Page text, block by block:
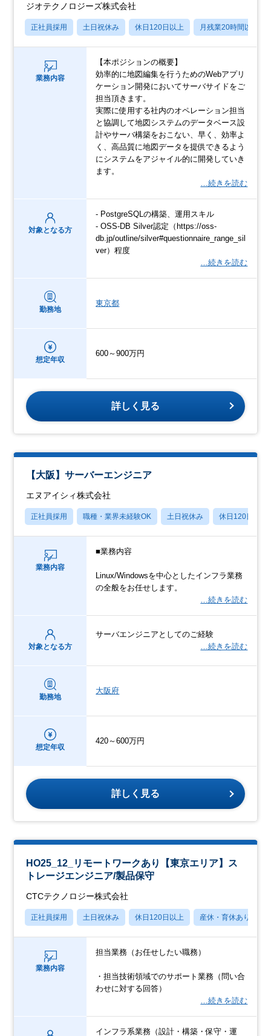
ジオテクノロジーズ株式会社
正社員採用 土日祝休み 休日120日以上 月残業20時間以内
業務内容
【本ポジションの概要】
効率的に地図編集を行うためのWebアプリ
ケーション開発においてサーバサイドをご
担当頂きます。
実際に使用する社内のオペレーション担当
と協調して地図システムのデータベース設
計やサーバ構築をおこない、早く、効率よ
く、高品質に地図データを提供できるよう
にシステムをアジャイル的に開発していき
ます。
…続きを読む
対象となる方
- PostgreSQLの構築、運用スキル
- OSS-DB Silver認定（https://oss-
db.jp/outline/silver#questionnaire_range_sil
ver）程度
…続きを読む
勤務地
東京都
想定年収
600～900万円
詳しく見る
【大阪】サーバーエンジニア
エヌアイシィ株式会社
正社員採用 職種・業界未経験OK 土日祝休み 休日120日以上
業務内容
■業務内容
Linux/Windowsを中心としたインフラ業務
の全般をお任せします。
…続きを読む
対象となる方
サーバエンジニアとしてのご経験
…続きを読む
勤務地
大阪府
想定年収
420～600万円
詳しく見る
HO25_12_リモートワークあり【東京エリア】ス
トレージエンジニア/製品保守
CTCテクノロジー株式会社
正社員採用 土日祝休み 休日120日以上 産休・育休あり
業務内容
担当業務（お任せしたい職務）
・担当技術領域でのサポート業務（問い合
わせに対する回答）
…続きを読む
インフラ系業務（設計・構築・保守・運